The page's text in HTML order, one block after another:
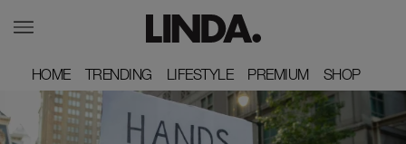
HOME
HOME TRENDING
TRENDING LIFESTYLE
LIFESTYLE PREMIUM
PREMIUM SHOP
SHOP